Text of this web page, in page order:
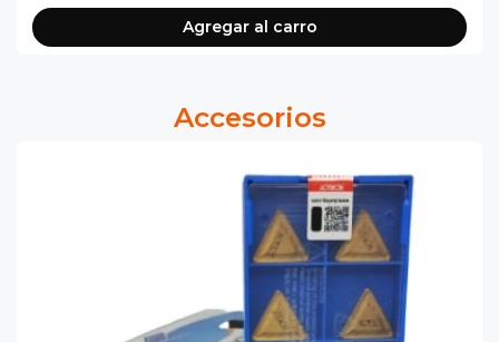
Agregar al carro
Accesorios